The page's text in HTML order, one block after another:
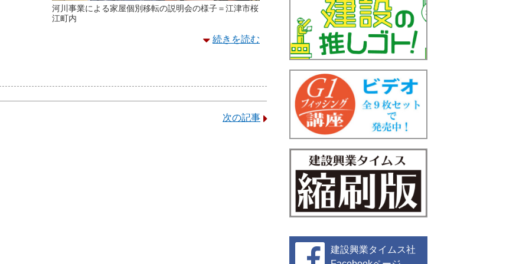
河川事業による家屋個別移転の説明会の様子＝江津市桜
江町内
続きを読む
次の記事
建設興業タイムス社